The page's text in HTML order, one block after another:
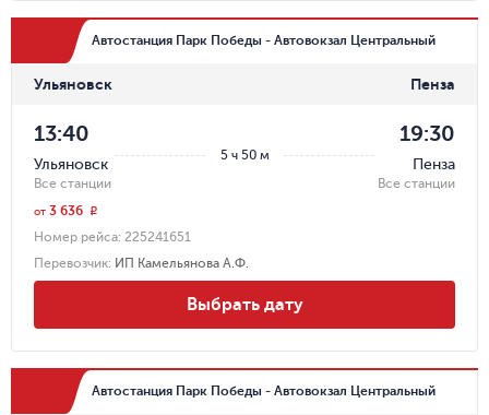
Автостанция Парк Победы - Автовокзал Центральный
Ульяновск Пенза
5 ч 50 м
13:40
Ульяновск
Все станции
19:30
Пенза
Все станции
Номер рейса: 225241651
Перевозчик: ИП Камельянова А.Ф.
от 3 636 r
Выбрать дату
Автостанция Парк Победы - Автовокзал Центральный